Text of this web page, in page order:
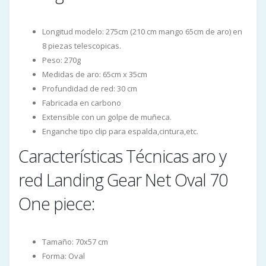
Longitud modelo: 275cm (210 cm mango 65cm de aro) en
8 piezas telescopicas.
Peso: 270g
Medidas de aro: 65cm x 35cm
Profundidad de red: 30 cm
Fabricada en carbono
Extensible con un golpe de muñeca.
Enganche tipo clip para espalda,cintura,etc.
Características Técnicas aro y
red Landing Gear Net Oval 70
One piece:
Tamaño: 70x57 cm
Forma: Oval